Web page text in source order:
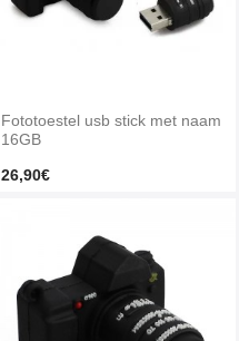
Fototoestel usb stick met naam
16GB
26,90€